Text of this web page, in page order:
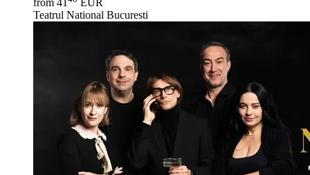
from 41
EUR
Teatrul National Bucuresti